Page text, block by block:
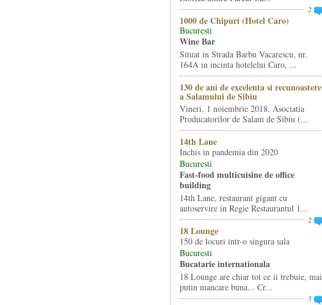
2
1000 de Chipuri (Hotel Caro)
Bucuresti
Wine Bar
Situat in Strada Barbu Vacarescu, nr.
164A in incinta hotelelui Caro, ...
130 de ani de excelenta si recunoastere
a Salamului de Sibiu
Vineri, 1 noiembrie 2018, Asociatia
Producatorilor de Salam de Sibiu (...
14th Lane
Inchis in pandemia din 2020
Bucuresti
Fast-food multicuisine de office
building
14th Lane, restaurant gigant cu
autoservire in Regie Restaurantul 1...
2
18 Lounge
150 de locuri intr-o singura sala
Bucuresti
Bucatarie internationala
18 Lounge are chiar tot ce ii trebuie, mai
putin mancare buna... Cr...
5